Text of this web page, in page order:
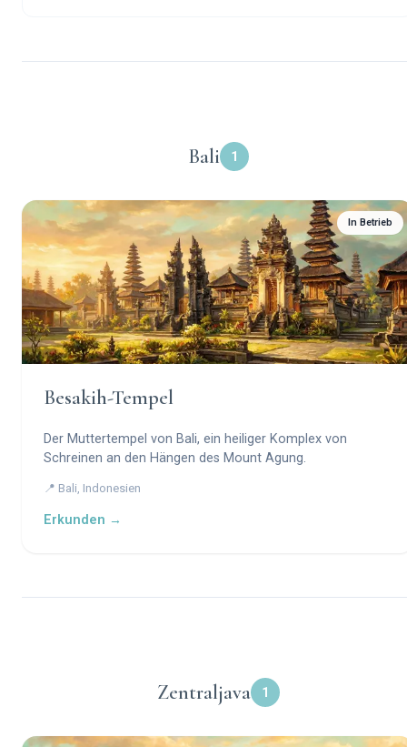
Bali 1
In Betrieb
Besakih-Tempel
Der Muttertempel von Bali, ein heiliger Komplex von
Schreinen an den Hängen des Mount Agung.
📍 Bali, Indonesien
Erkunden →
Zentraljava 1